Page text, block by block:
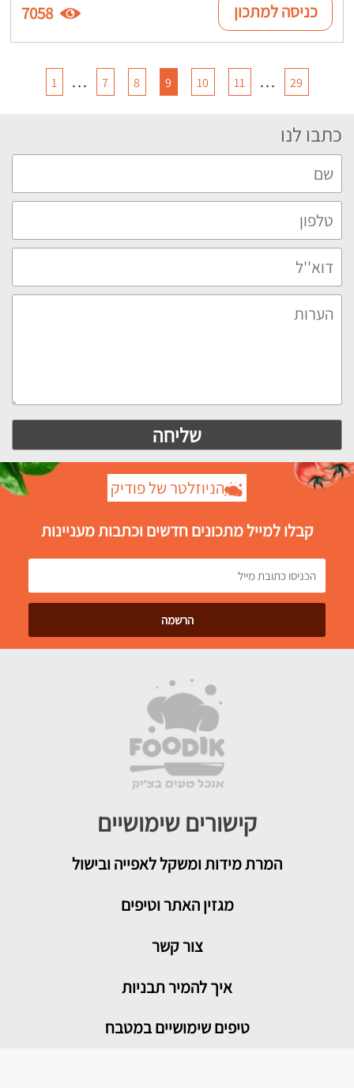
כניסה למתכון 7058
1 … 7 8 9 10 11 … 29
כתבו לנו
הניוזלטר של פודיק
קבלו למייל מתכונים חדשים וכתבות מעניינות
קישורים שימושיים
המרת מידות ומשקל לאפייה ובישול
מגזין האתר וטיפים
צור קשר
איך להמיר תבניות
טיפים שימושיים במטבח